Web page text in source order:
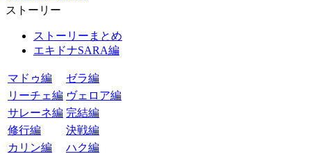
ストーリー
ストーリーまとめ
エキドナSARA編
マドゥ編
ゼラ編
リーチェ編 ヴェロア編
サレーネ編 完結編
修行編
決戦編
カリン編
ハク編